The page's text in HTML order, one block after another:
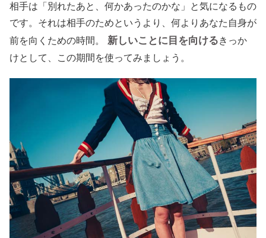
相手は「別れたあと、何かあったのかな」と気になるもの
です。それは相手のためというより、何よりあなた自身が
前を向くための時間。
新しいことに目を向けるきっか
けとして、この期間を使ってみましょう。